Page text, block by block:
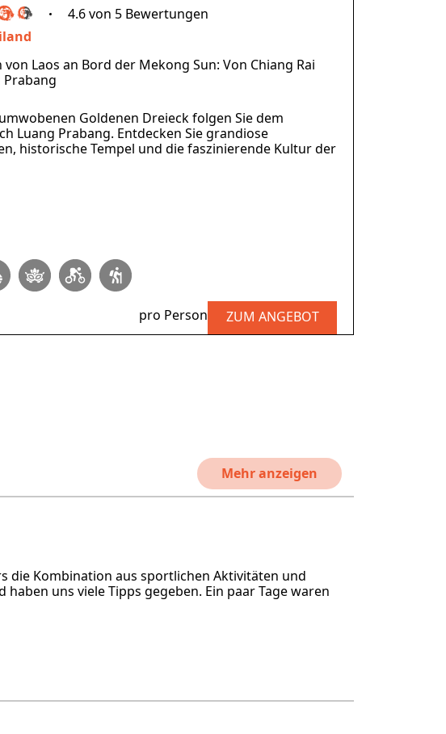
4.6 von 5 Bewertungen
Laos an Bord der Mekong Sun: Von Chiang Rai
Prabang
Goldenen Dreieck folgen Sie dem
Luang Prabang. Entdecken Sie grandiose
historische Tempel und die faszinierende Kultur der
pro Person ZUM ANGEBOT
Mehr anzeigen
die Kombination aus sportlichen Aktivitäten und
uns viele Tipps gegeben. Ein paar Tage waren